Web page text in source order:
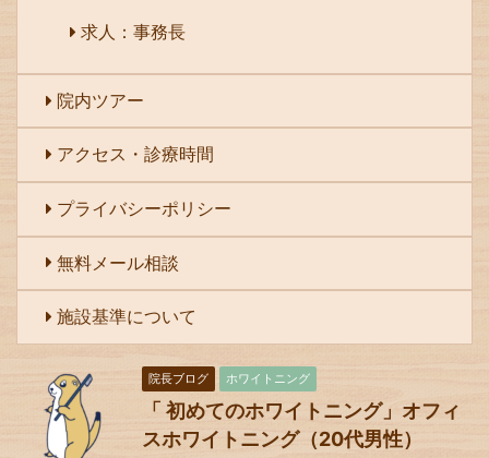
求人：事務長
院内ツアー
アクセス・診療時間
プライバシーポリシー
無料メール相談
施設基準について
院長ブログ ホワイトニング
「 初めてのホワイトニング」オフィ
スホワイトニング（20代男性）